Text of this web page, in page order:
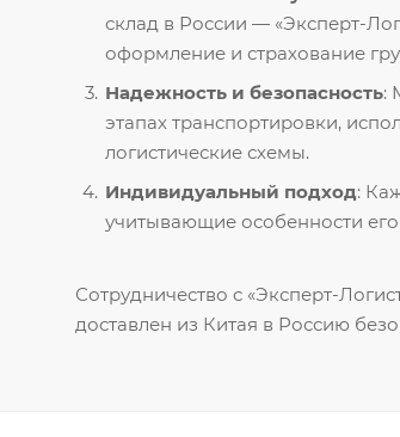
склад в России — «Эксперт-
оформление и страхование
Надежность и безопасность:
этапах транспортировки,
логистические схемы.
Индивидуальный подход:
учитывающие особенности
Сотрудничество с «Эксперт-
доставлен из Китая в Россию